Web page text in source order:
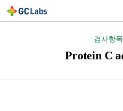
검사항목
Protein C